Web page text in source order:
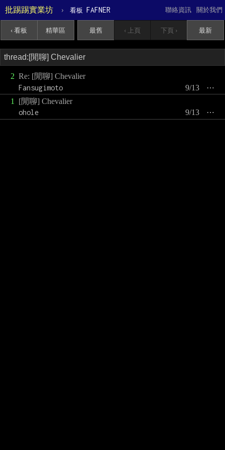
批踢踢實業坊 › 看板 FAFNER 關於我們
聯絡資訊
‹ 看板 精華區 最舊 ‹ 上頁 下頁 › 最新
2 Re: [閒聊] Chevalier
Fansugimoto
⋯
9/13
1
[閒聊] Chevalier
ohole
⋯
9/13